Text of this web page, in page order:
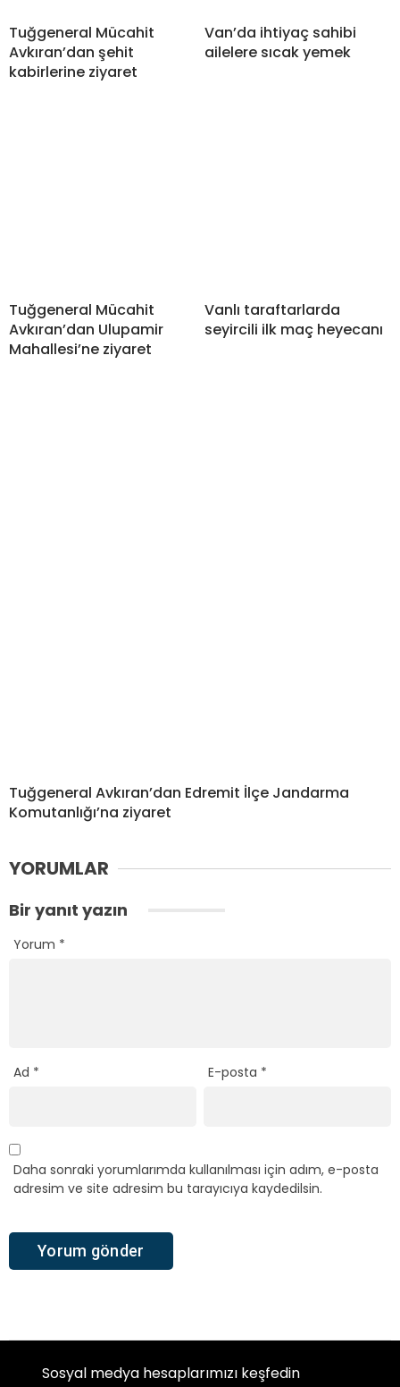
Tuğgeneral Mücahit
Avkıran’dan şehit
kabirlerine ziyaret
Van’da ihtiyaç sahibi
ailelere sıcak yemek
Tuğgeneral Mücahit
Avkıran’dan Ulupamir
Mahallesi’ne ziyaret
Vanlı taraftarlarda
seyircili ilk maç heyecanı
Tuğgeneral Avkıran’dan Edremit İlçe Jandarma
Komutanlığı’na ziyaret
YORUMLAR
Bir yanıt yazın
Yorum *
Ad * E-posta *
Daha sonraki yorumlarımda kullanılması için adım, e-posta
adresim ve site adresim bu tarayıcıya kaydedilsin.
Sosyal medya hesaplarımızı keşfedin